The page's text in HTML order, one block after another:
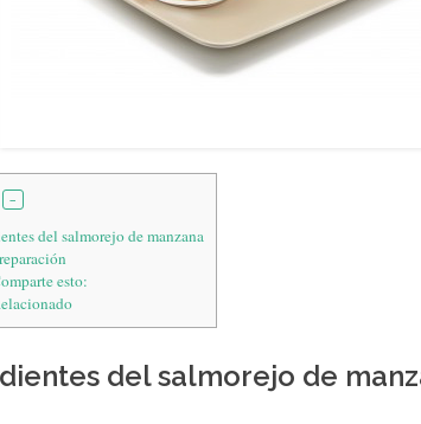
del salmorejo de manzana
esto:
del salmorejo de